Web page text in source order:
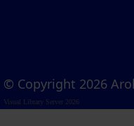
© Copyright 2026
Visual Library Server 2026